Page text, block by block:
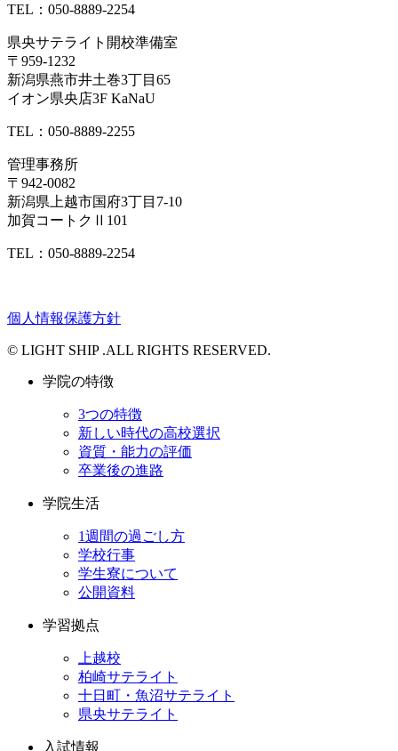
TEL：050-8889-2254
県央サテライト開校準備室
〒959-1232
新潟県燕市井土巻3丁目65
イオン県央店3F KaNaU
TEL：050-8889-2255
管理事務所
〒942-0082
新潟県上越市国府3丁目7-10
加賀コートクⅡ101
TEL：050-8889-2254
個人情報保護方針
© LIGHT SHIP .ALL RIGHTS RESERVED.
学院の特徴
3つの特徴
新しい時代の高校選択
資質・能力の評価
卒業後の進路
学院生活
1週間の過ごし方
学校行事
学生寮について
公開資料
学習拠点
上越校
柏崎サテライト
十日町・魚沼サテライト
県央サテライト
入試情報